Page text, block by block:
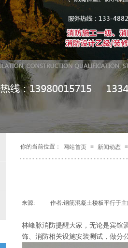
你的当前位置： 网站首页 ≡ 新闻动态 ≡
来源: 作者:钢筋混凝土楼板平行于
林峰脉消防提醒大家，无论是宾馆
饰、消防相关设施安装测试，做分